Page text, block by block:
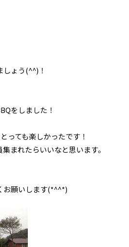
ょう(^^)！
をしました！
っても楽しかったです！
まれたらいいなと思います。
お願いします(*^^*)